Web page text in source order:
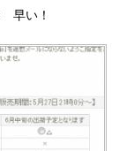
早い！